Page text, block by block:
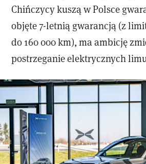
Chińczycy kuszą w Polsce
objęte 7-letnią gwarancją (z
do 160 000 km), ma ambicję
postrzeganie elektrycznych